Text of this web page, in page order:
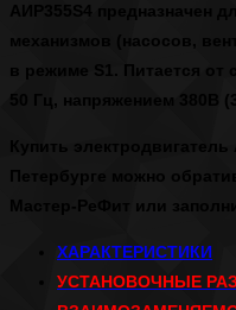
предназначен
механизмов (насосов,
в режиме S1. Питается от
50 Гц, напряжением 380В
Купить
можно
Мастер-РеФит или
ХАРАКТЕРИСТИКИ
УСТАНОВОЧНЫЕ